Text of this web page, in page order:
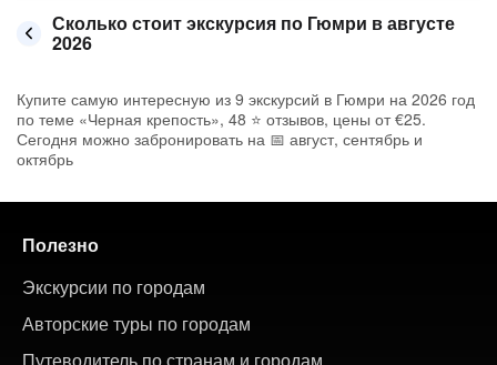
Сколько стоит экскурсия по Гюмри в августе
2026
Купите самую интересную из 9 экскурсий в Гюмри на 2026 год
по теме «Черная крепость», 48 ⭐ отзывов, цены от €25.
Сегодня можно забронировать на 📅 август, сентябрь и
октябрь
Полезно
Экскурсии по городам
Авторские туры по городам